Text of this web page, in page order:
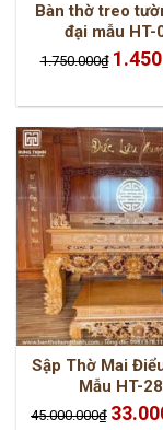
Bàn thờ treo
đại mẫu HT-
1.750.000₫ Giá
gốc
Sập Thờ Mai
Mẫu HT-
45.000.000₫ Giá
gốc